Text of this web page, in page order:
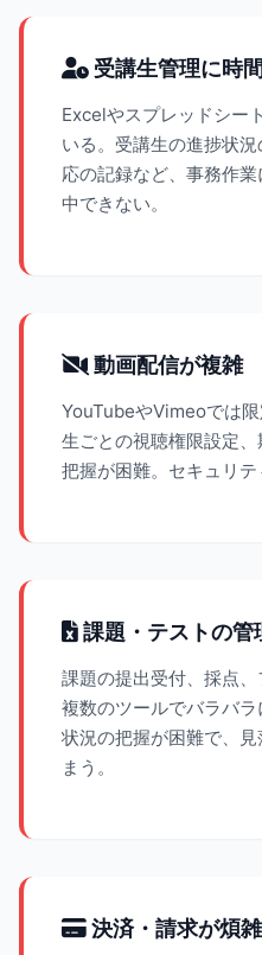
受講生管理に時
Excelやスプレッドシー
いる。受講生の進捗状
応の記録など、事務作
中できない。
動画配信が複雑
YouTubeやVimeoでは
生ごとの視聴権限設定
把握が困難。セキュリテ
課題・テストの管
課題の提出受付、採点
複数のツールでバラバ
状況の把握が困難で、
まう。
決済・請求が煩雑